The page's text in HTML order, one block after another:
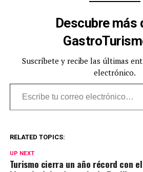
Descubre más
Suscríbete y recibe las últimas
electrónico.
Escribe tu correo electrónico…
RELATED TOPICS:
UP NEXT
Turismo cierra un año récord con